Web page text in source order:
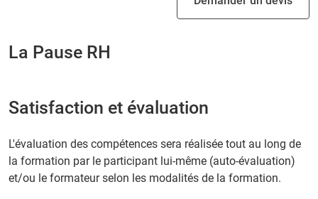
La Pause RH
Satisfaction et évaluation
L'évaluation des compétences sera réalisée tout au long de
la formation par le participant lui-même (auto-évaluation)
et/ou le formateur selon les modalités de la formation.